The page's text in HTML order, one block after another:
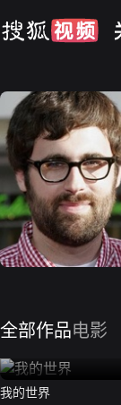
全部作品电影
我的世界